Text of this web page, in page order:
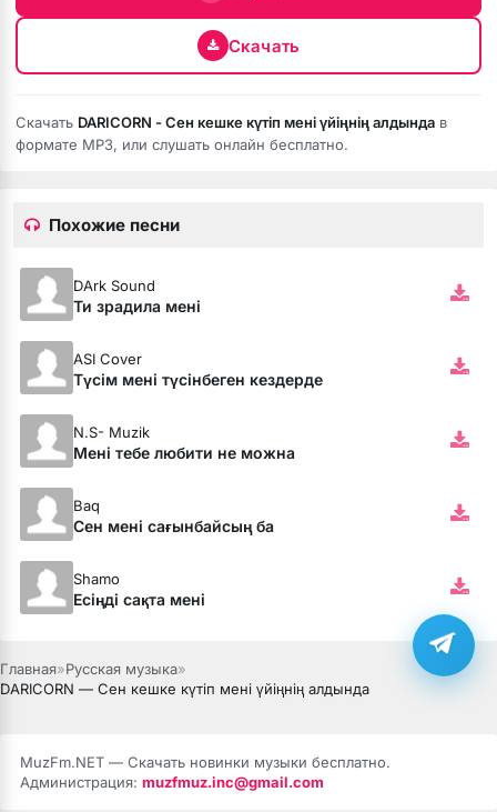
Скачать
Скачать DARICORN - Сен кешке күтіп мені үйіңнің алдында в
формате MP3, или слушать онлайн бесплатно.
Похожие песни
DArk Sound
Ти зрадила мені
ASI Cover
Түсім мені түсінбеген кездерде
N.S- Muzik
Мені тебе любити не можна
Baq
Сен мені сағынбайсың ба
Shamo
Есіңді сақта мені
Главная»Русская музыка»
DARICORN — Сен кешке күтіп мені үйіңнің алдында
MuzFm.NET — Скачать новинки музыки бесплатно.
Администрация: muzfmuz.inc@gmail.com